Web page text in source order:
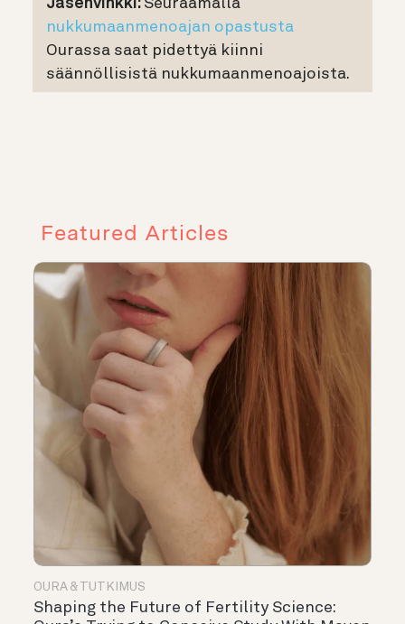
Jäsenvinkki: Seuraamalla
nukkumaanmenoajan opastusta
Ourassa saat pidettyä kiinni
säännöllisistä nukkumaanmenoajoista.
Featured Articles
OURA & TUTKIMUS
Shaping the Future of Fertility Science: